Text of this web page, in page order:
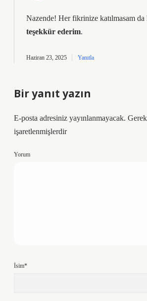
Nazende! Her fikrinize katılmasam da
teşekkür ederim.
Haziran 23, 2025 Yanıtla
Bir yanıt yazın
E-posta adresiniz yayınlanmayacak.
işaretlenmişlerdir
Yorum
İsim*